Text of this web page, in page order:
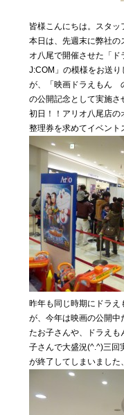
03 About
私たちに
ついて
04 Blog
れ日記
05 Contact
お問い合わ
せ
皆様こんにちは。スタッ
本日は、先週末に弊社の
オ八尾で開催させた「
J:COM」の模様をお送
が、「映画ドラえもん
の公開記念として実施さ
初日！！アリオ八尾店
整理券を求めてイベント
昨年も同じ時期にドラ
が、今年は映画の公開中
たお子さんや、ドラえも
子さんで大盛況(^.^)三回
が終了してしまいました